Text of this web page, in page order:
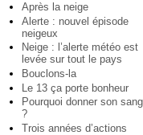
Après la neige
Alerte : nouvel épisode
neigeux
Neige : l’alerte météo est
levée sur tout le pays
Bouclons-la
Le 13 ça porte bonheur
Pourquoi donner son sang
?
Trois années d’actions